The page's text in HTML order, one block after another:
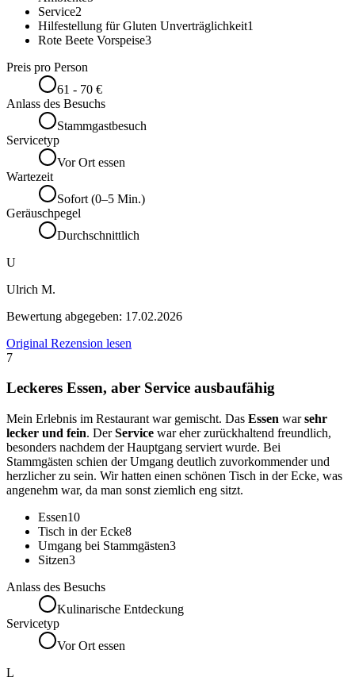
Service2
Hilfestellung für Gluten Unverträglichkeit1
Rote Beete Vorspeise3
Preis pro Person
61 - 70 €
Anlass des Besuchs
Stammgastbesuch
Servicetyp
Vor Ort essen
Wartezeit
Sofort (0–5 Min.)
Geräuschpegel
Durchschnittlich
U
Ulrich M.
Bewertung abgegeben: 17.02.2026
Original Rezension lesen
7
Leckeres Essen, aber Service ausbaufähig
Mein Erlebnis im Restaurant war gemischt. Das Essen warsehr
lecker und fein. DerService war eher zurückhaltend freundlich,
besonders nachdem der Hauptgang serviert wurde. Bei
Stammgästen schien der Umgang deutlich zuvorkommender und
herzlicher zu sein. Wir hatten einen schönen Tisch in der Ecke, was
angenehm war, da man sonst ziemlich eng sitzt.
Essen10
Tisch in der Ecke8
Umgang bei Stammgästen3
Sitzen3
Anlass des Besuchs
Kulinarische Entdeckung
Servicetyp
Vor Ort essen
L